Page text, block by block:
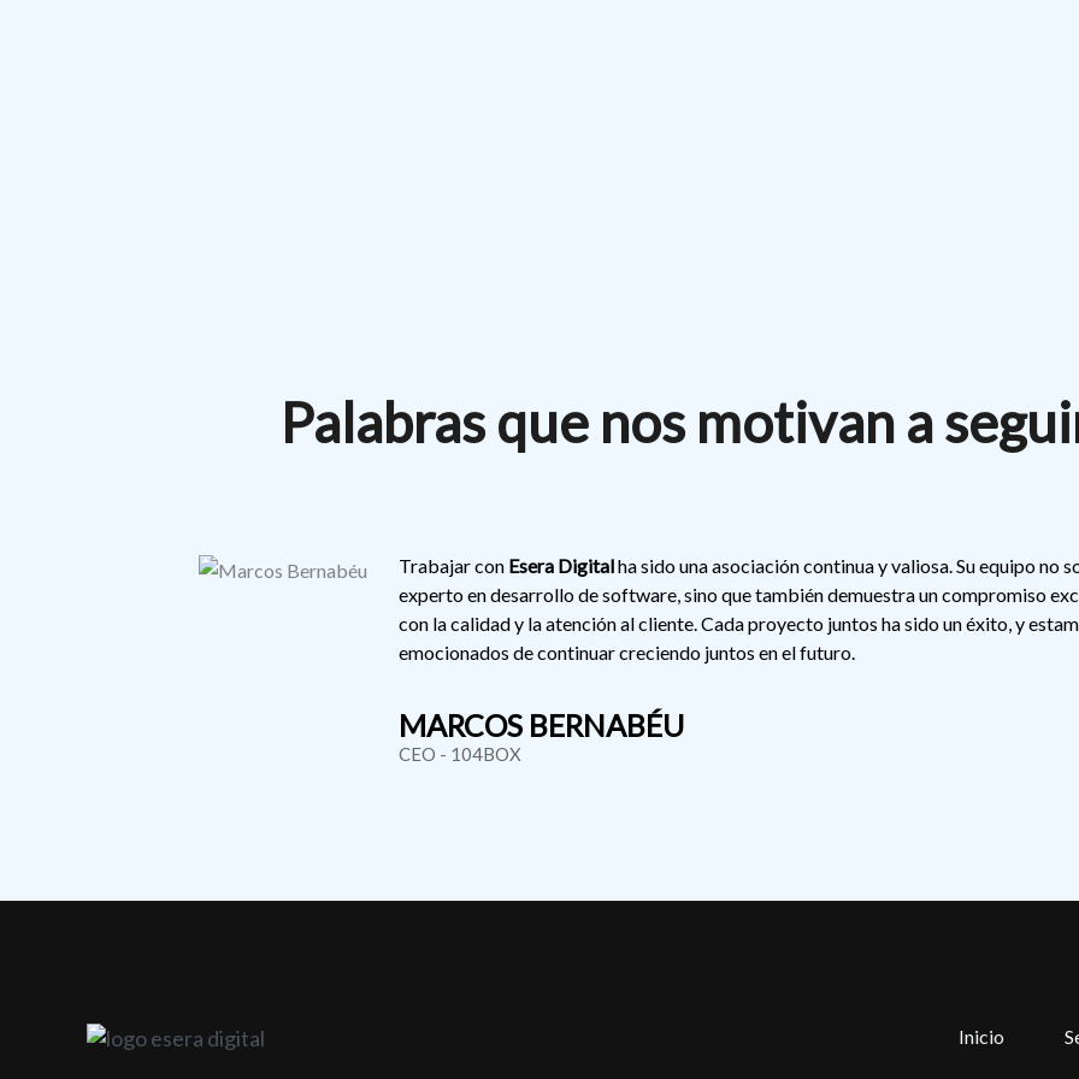
Palabras que nos motivan a
Trabajar con Esera Digitalha sido una asociación continua y valiosa. Su equipo no
experto en desarrollo de software, sino que también demuestra un compromiso
con la calidad y la atención al cliente. Cada proyecto juntos ha sido un éxito, y
emocionados de continuar creciendo juntos en el futuro.
MARCOS BERNABÉU
CEO - 104BOX
Inicio